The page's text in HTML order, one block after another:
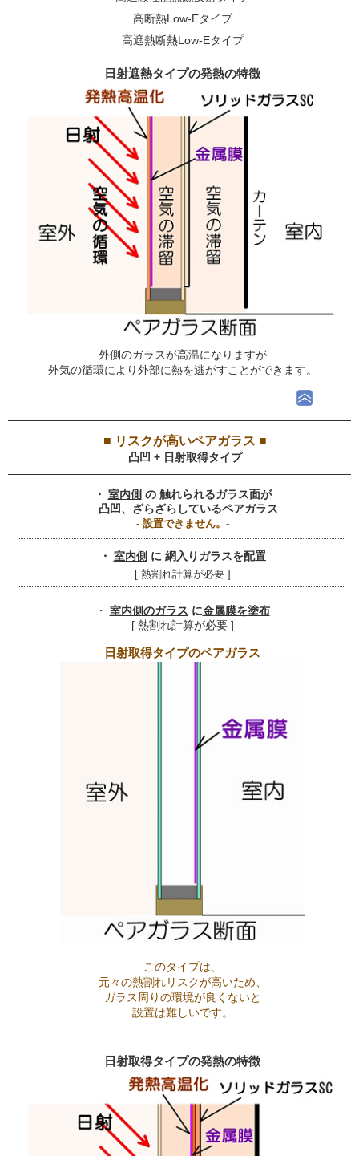
高断熱Low-Eタイプ
高遮熱断熱Low-Eタイプ
日射遮熱タイプの発熱の特徴
外側のガラスが高温になりますが
外気の循環により外部に熱を逃がすことができます。
■ リスクが高いペアガラス ■
凸凹 + 日射取得タイプ
・ 室内側 の 触れられるガラス面が
凸凹、ざらざらしているペアガラス
- 設置できません。-
・ 室内側 に 網入りガラスを配置
[ 熱割れ計算が必要 ]
・ 室内側のガラス に金属膜を塗布
[ 熱割れ計算が必要 ]
日射取得タイプのペアガラス
このタイプは、
元々の熱割れリスクが高いため、
ガラス周りの環境が良くないと
設置は難しいです。
日射取得タイプの発熱の特徴